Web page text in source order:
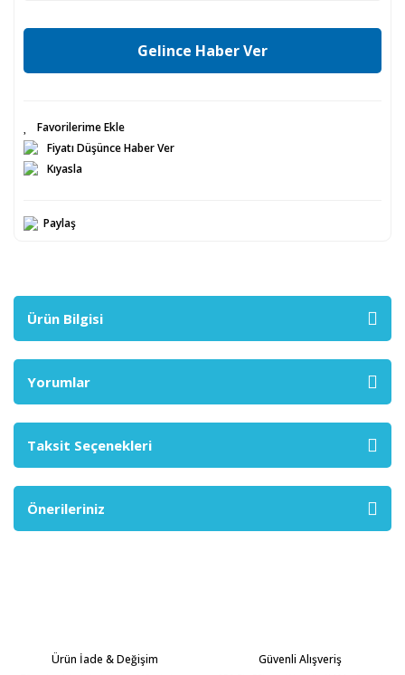
Gelince Haber Ver
Fiyatı Düşünce Haber Ver
Kıyasla
Paylaş
Ürün Bilgisi
Yorumlar
Taksit Seçenekleri
Önerileriniz
Ürün İade & Değişim Güvenli Alışveriş